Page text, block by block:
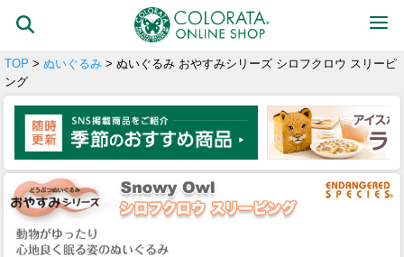
TOP > ぬいぐるみ > ぬいぐるみ おやすみシリーズ シロフクロウ スリーピ
ング